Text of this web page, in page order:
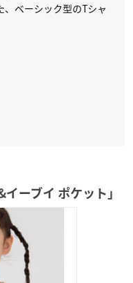
ベーシック型のTシャ
ーブイ ポケット」